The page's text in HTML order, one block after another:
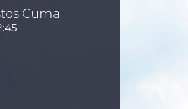
Cuma